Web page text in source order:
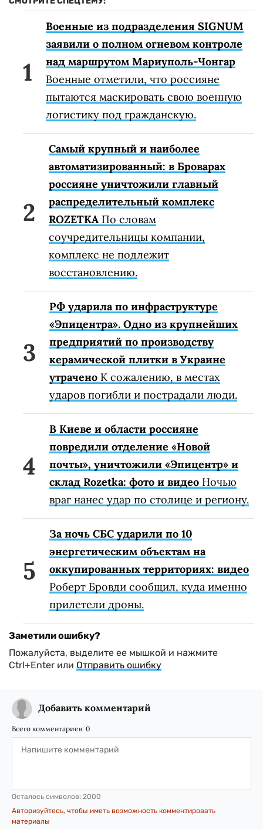
Военные из подразделения SIGNUM
заявили о полном огневом контроле
над маршрутом Мариуполь-Чонгар
Военные отметили, что россияне
пытаются маскировать свою военную
логистику под гражданскую.
Самый крупный и наиболее
автоматизированный: в Броварах
россияне уничтожили главный
распределительный комплекс
ROZETKA По словам
соучредительницы компании,
комплекс не подлежит
восстановлению.
РФ ударила по инфраструктуре
«Эпицентра». Одно из крупнейших
предприятий по производству
керамической плитки в Украине
утрачено К сожалению, в местах
ударов погибли и пострадали люди.
В Киеве и области россияне
повредили отделение «Новой
почты», уничтожили «Эпицентр» и
склад Rozetka: фото и видео Ночью
враг нанес удар по столице и региону.
За ночь СБС ударили по 10
энергетическим объектам на
оккупированных территориях: видео
Роберт Бровди сообщил, куда именно
прилетели дроны.
Заметили ошибку?
Пожалуйста, выделите ее мышкой и нажмите
Ctrl+Enter или Отправить ошибку
Добавить комментарий
Всего комментариев: 0
Осталось символов: 2000
Авторизуйтесь, чтобы иметь возможность комментировать
материалы